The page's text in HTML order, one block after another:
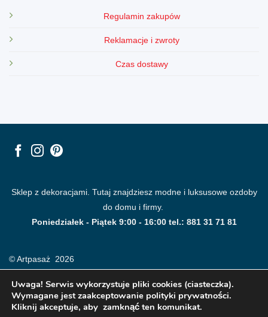
Regulamin zakupów
Reklamacje i zwroty
Czas dostawy
Sklep z dekoracjami. Tutaj znajdziesz modne i luksusowe ozdoby
do domu i firmy.
Poniedziałek - Piątek 9:00 - 16:00 tel.: 881 31 71 81
© Artpasaż 2026
Uwaga! Serwis wykorzystuje pliki cookies (ciasteczka).
Wymagane jest zaakceptowanie polityki prywatności.
Kliknij akceptuje, aby zamknąć ten komunikat.